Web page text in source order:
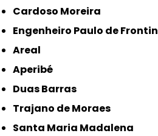
Cardoso Moreira
Engenheiro Paulo de Frontin
Areal
Aperibé
Duas Barras
Trajano de Moraes
Santa Maria Madalena